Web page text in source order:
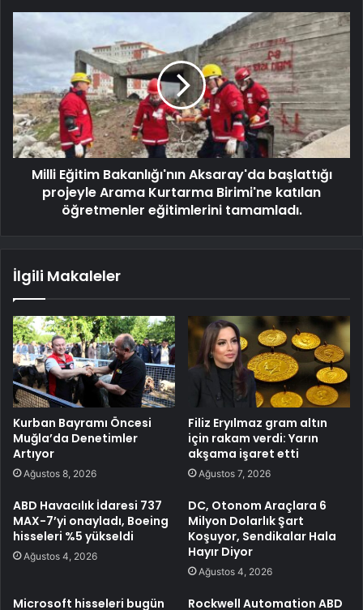
Milli Eğitim Bakanlığı'nın Aksaray'da başlattığı
projeyle Arama Kurtarma Birimi'ne katılan
öğretmenler eğitimlerini tamamladı.
İlgili Makaleler
Kurban Bayramı Öncesi
Muğla’da Denetimler
Artıyor
Ağustos 8, 2026
Filiz Eryılmaz gram altın
için rakam verdi: Yarın
akşama işaret etti
Ağustos 7, 2026
ABD Havacılık İdaresi 737
MAX-7’yi onayladı, Boeing
hisseleri %5 yükseldi
Ağustos 4, 2026
DC, Otonom Araçlara 6
Milyon Dolarlık Şart
Koşuyor, Sendikalar Hala
Hayır Diyor
Ağustos 4, 2026
Microsoft hisseleri bugün Rockwell Automation ABD